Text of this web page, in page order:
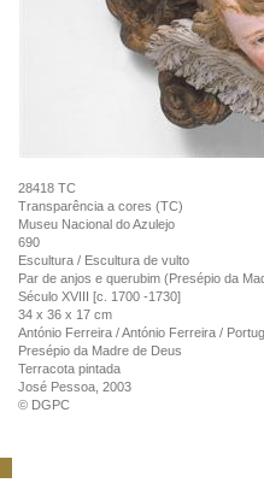
28418 TC
Transparência a cores (TC)
Museu Nacional do Azulejo
690
Escultura / Escultura de vulto
Par de anjos e querubim (Presépio da
Século XVIII [c. 1700 -1730]
34 x 36 x 17 cm
António Ferreira / António Ferreira /
Presépio da Madre de Deus
Terracota pintada
José Pessoa, 2003
© DGPC